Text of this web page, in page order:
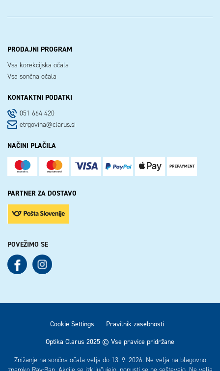
PRODAJNI PROGRAM
Vsa korekcijska očala
Vsa sončna očala
KONTAKTNI PODATKI
051 664 420
etrgovina@clarus.si
NAČINI PLAČILA
PARTNER ZA DOSTAVO
POVEŽIMO SE
See our FacebookSee our Instagram
Znižanje na sončna očala velja do 13. 9. 2026. Ne velja na blagovno
Optika Clarus 2025 © Vse pravice pridržane
Cookie Settings Pravilnik zasebnosti